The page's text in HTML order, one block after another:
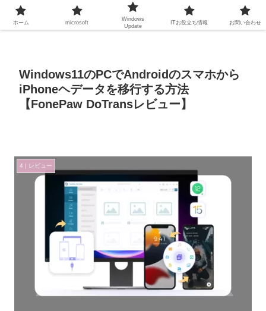
Windows11のPCでAndroidのスマホから
iPhoneヘデータを移行する方法
【FonePaw DoTransレビュー】
4 | レビュー
ホーム microsoft
Windows
Update
ITお役立ち情報 お問い合わせ